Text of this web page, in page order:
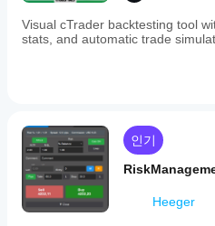
Visual cTrader backtesting tool
stats, and automatic trade
인기
Heeger